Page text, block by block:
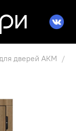
дверей АКМ